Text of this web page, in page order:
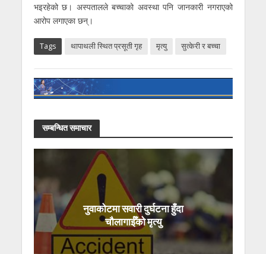
भइरहेको छ। अस्पतालले बच्चाको अवस्था पनि जानकारी नगराएको
आरोप लगाएका छन्।
Tags थापाथली स्थित प्रसूती गृह मृत्यु सुत्केरी र बच्चा
सम्बन्धित समाचार
नुवाकोटमा सवारी दुर्घटना हुँदा
चौलागाईँको मृत्यु